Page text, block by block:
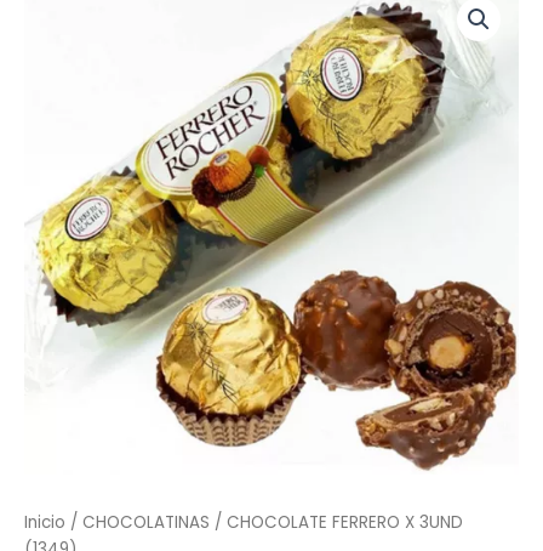
Inicio / CHOCOLATINAS / CHOCOLATE FERRERO X 3UND